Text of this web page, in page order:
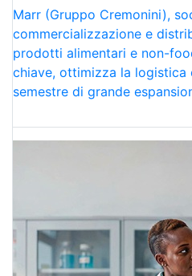
Marr (Gruppo Cremonini),
commercializzazione e
prodotti alimentari e non-
chiave, ottimizza la logistica
semestre di grande